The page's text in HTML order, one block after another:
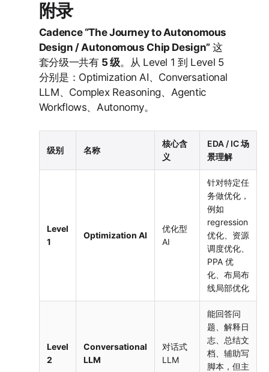
附录
Cadence “The Journey to Autonomous
Design / Autonomous Chip Design”这
套分级一共有 5 级。从 Level 1 到 Level 5
分别是：Optimization AI、Conversational
LLM、Complex Reasoning、Agentic
Workflows、Autonomy。
级别 名称
核心含
义
EDA / IC 场
景理解
Level
1
Optimization AI
优化型
AI
针对特定任
务做优化，
例如
regression
优化、资源
调度优化、
PPA 优
化、布局布
线局部优化
Level
2
Conversational
LLM
对话式
LLM
能回答问
题、解释日
志、总结文
档、辅助写
脚本，但主